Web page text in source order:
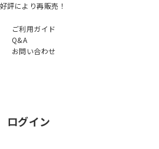
好評により再販売！
ご利用ガイド
Q&A
お問い合わせ
ログイン